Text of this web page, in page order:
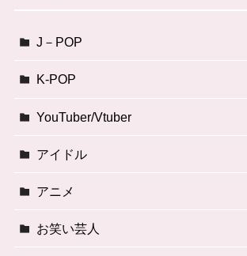
J－POP
K-POP
YouTuber/Vtuber
アイドル
アニメ
お笑い芸人